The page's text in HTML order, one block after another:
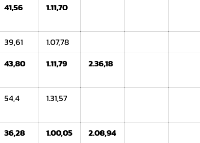
41,56 1.11,70
39,61
1.07,78
43,80 1.11,79 2.36,18
54,4 1.31,57
36,28 1.00,05 2.08,94